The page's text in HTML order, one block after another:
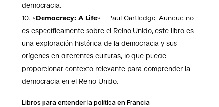
democracia.
«Democracy: A Life» – Paul Cartledge: Aunque no
es específicamente sobre el Reino Unido, este libro es
una exploración histórica de la democracia y sus
orígenes en diferentes culturas, lo que puede
proporcionar contexto relevante para comprender la
democracia en el Reino Unido.
Libros para entender la política en Francia